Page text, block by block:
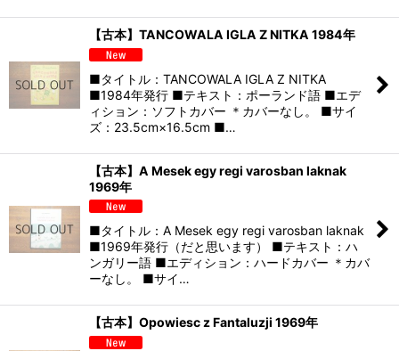
【古本】TANCOWALA IGLA Z NITKA 1984年
■タイトル：TANCOWALA IGLA Z NITKA
■1984年発行 ■テキスト：ポーランド語 ■エデ
ィション：ソフトカバー ＊カバーなし。 ■サイ
ズ：23.5cm×16.5cm ■…
【古本】A Mesek egy regi varosban laknak
1969年
■タイトル：A Mesek egy regi varosban laknak
■1969年発行（だと思います） ■テキスト：ハ
ンガリー語 ■エディション：ハードカバー ＊カバ
ーなし。 ■サイ…
【古本】Opowiesc z Fantaluzji 1969年